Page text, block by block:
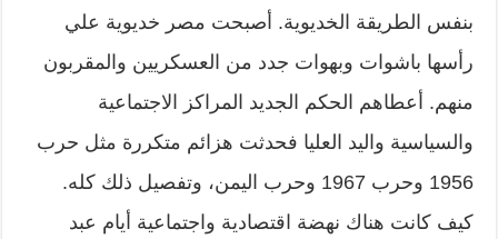
بنفس الطريقة الخديوية. أصبحت مصر خديوية علي
رأسها باشوات وبهوات جدد من العسكريين والمقربون
منهم. أعطاهم الحكم الجديد المراكز الاجتماعية
والسياسية واليد العليا فحدثت هزائم متكررة مثل حرب
1956 وحرب 1967 وحرب اليمن، وتفصيل ذلك كله.
كيف كانت هناك نهضة اقتصادية واجتماعية أيام عبد